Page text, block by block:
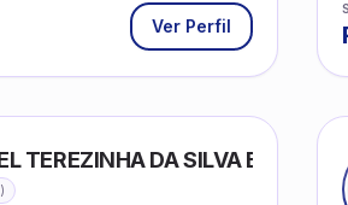
Ver Perfil
TEREZINHA DA SILVA BIONDI
)